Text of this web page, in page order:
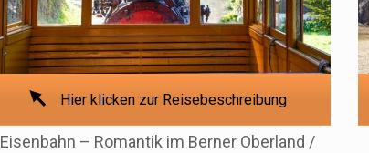
Hier klicken zur Reisebeschreibung
Eisenbahn – Romantik im Berner Oberland /